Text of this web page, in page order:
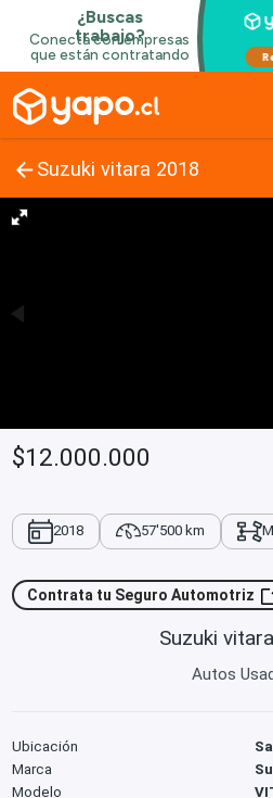
Suzuki vitara 2018
$12.000.000
2018 57'500 km
Contrata tu Seguro Automotriz
Suzuki
Autos
Ubicación
Marca
Modelo